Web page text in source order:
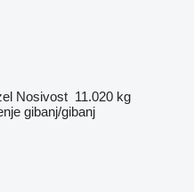
Nosivost 11.020 kg
gibanj/gibanj